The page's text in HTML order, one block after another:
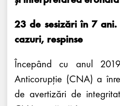
23 de sesizări în 7 ani.
cazuri, respinse
Începând cu anul
Anticorupție (CNA) a
de avertizări de